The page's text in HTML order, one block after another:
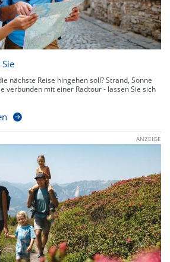
nächste Reise hingehen soll? Strand, Sonne
verbunden mit einer Radtour - lassen Sie sich
ANZEIGE